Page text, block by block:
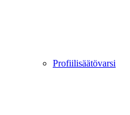
Profiilisäätövarsi